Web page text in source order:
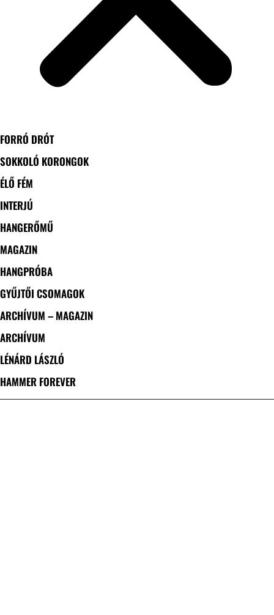
FORRÓ DRÓT
SOKKOLÓ KORONGOK
ÉLŐ FÉM
INTERJÚ
HANGERŐMŰ
MAGAZIN
HANGPRÓBA
GYŰJTŐI CSOMAGOK
ARCHÍVUM – MAGAZIN
ARCHÍVUM
LÉNÁRD LÁSZLÓ
HAMMER FOREVER